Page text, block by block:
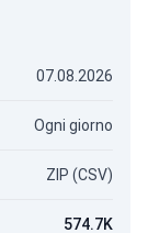
07.08.2026
Ogni giorno
ZIP (CSV)
574.7K